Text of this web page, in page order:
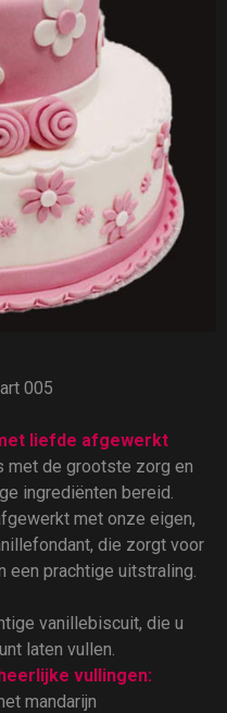
005
liefde afgewerkt
met de grootste zorg en
ingrediënten bereid.
met onze eigen,
die zorgt voor
een prachtige uitstraling.
vanillebiscuit, die u
laten vullen.
vullingen:
mandarijn